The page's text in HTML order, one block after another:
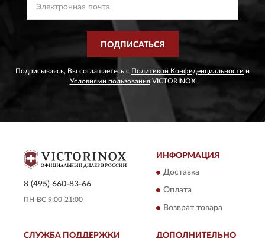
ПОДПИСАТЬСЯ
Подписываясь, Вы соглашаетесь с Политикой Конфиденциальности и
Условиями пользованияVICTORINOX
8 (495) 660-83-66
ПН-ВС 9:00-21:00
ИНФОРМАЦИЯ
Доставка
Оплата
Возврат товара
СЛУЖБА ПОДДЕРЖКИ ДОПОЛНИТЕЛЬНО